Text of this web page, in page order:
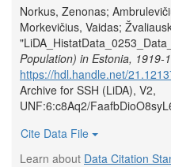
Norkus, Zenonas;
Morkevičius, Vaidas;
Population) in Estonia, 1919-
https://hdl.handle.net/
Archive for SSH (LiDA), V2,
UNF:6:c8Aq2/
Cite Data File
Learn about Data Citation